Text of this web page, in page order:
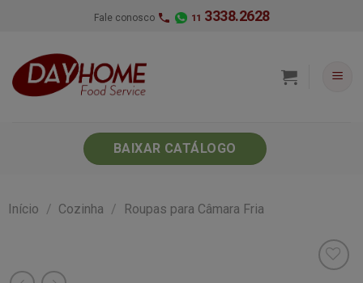
Fale conosco 11 3338.2628
BAIXAR CATÁLOGO
Início / Cozinha / Roupas para Câmara Fria